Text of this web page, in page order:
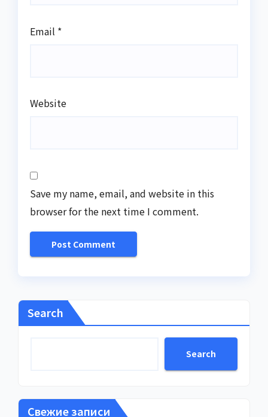
Email *
Website
Save my name, email, and website in this
browser for the next time I comment.
Search
Search
Свежие записи